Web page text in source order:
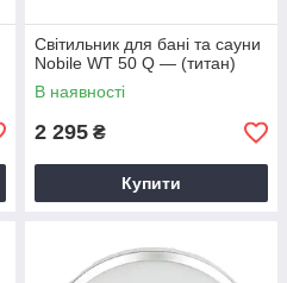
Світильник для бані та сауни
Nobile WT 50 Q — (титан)
В наявності
2 295 ₴
Купити